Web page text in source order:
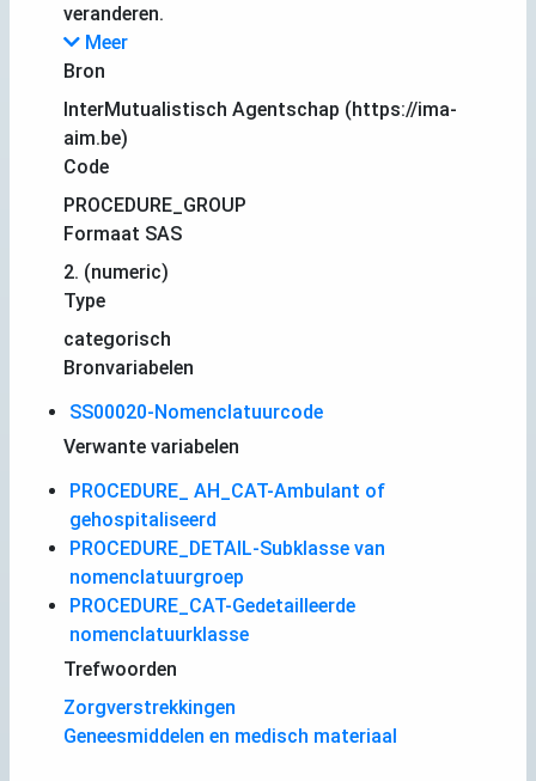
veranderen.
Meer
Bron
InterMutualistisch Agentschap (https://ima-
aim.be)
Code
PROCEDURE_GROUP
Formaat SAS
2. (numeric)
Type
categorisch
Bronvariabelen
SS00020-Nomenclatuurcode
Verwante variabelen
PROCEDURE_ AH_CAT-Ambulant of
gehospitaliseerd
PROCEDURE_DETAIL-Subklasse van
nomenclatuurgroep
PROCEDURE_CAT-Gedetailleerde
nomenclatuurklasse
Trefwoorden
Zorgverstrekkingen
Geneesmiddelen en medisch materiaal